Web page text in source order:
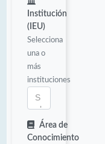
Institución
(IEU)
Selecciona
una o
más
instituciones
Área de
Conocimiento